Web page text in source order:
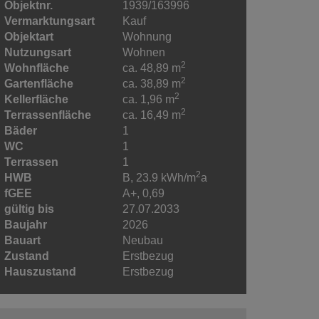
Objektnr.
1939/163996
Vermarktungsart
Kauf
Objektart
Wohnung
Nutzungsart
Wohnen
Wohnfläche
ca. 48,89 m2
Gartenfläche ca. 38,89 m2
Kellerfläche ca. 1,96 m2
Terrassenfläche ca. 16,49 m2
Bäder
1
WC
1
Terrassen
1
HWB
B, 23.9 kWh/m2a
fGEE
A+, 0,69
gültig bis
27.07.2033
Baujahr
2026
Bauart
Neubau
Zustand
Erstbezug
Hauszustand
Erstbezug